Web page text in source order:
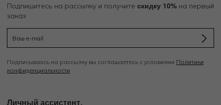
Подпишитесь на рассылку и получите скидку 10% на первый
заказ
Подписываясь на рассылку вы соглашаетесь с условиями Политики
конфиденциальности
Личный ассистент.